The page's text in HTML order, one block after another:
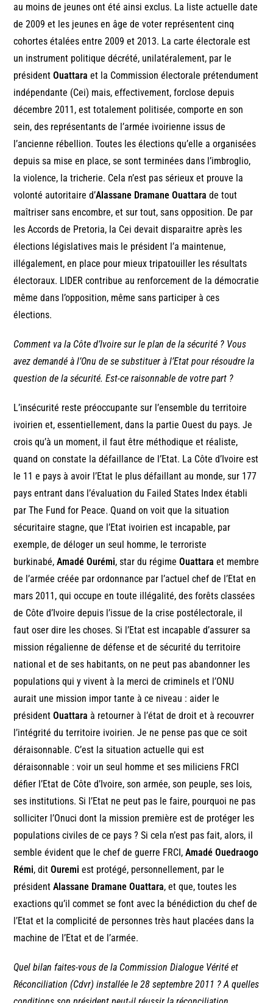
au moins de jeunes ont été ainsi exclus. La liste actuelle date
de 2009 et les jeunes en âge de voter représentent cinq
cohortes étalées entre 2009 et 2013. La carte électorale est
un instrument politique décrété, unilatéralement, par le
présidentOuattara et la Commission électorale prétendument
indépendante (Cei) mais, effectivement, forclose depuis
décembre 2011, est totalement politisée, comporte en son
sein, des représentants de l’armée ivoirienne issus de
l’ancienne rébellion. Toutes les élections qu’elle a organisées
depuis sa mise en place, se sont terminées dans l’imbroglio,
la violence, la tricherie. Cela n’est pas sérieux et prouve la
volonté autoritaire d’Alassane Dramane Ouattarade tout
maîtriser sans encombre, et sur tout, sans opposition. De par
les Accords de Pretoria, la Cei devait disparaitre après les
élections législatives mais le président l’a maintenue,
illégalement, en place pour mieux tripatouiller les résultats
électoraux. LIDER contribue au renforcement de la démocratie
même dans l’opposition, même sans participer à ces
élections.
Comment va la Côte d’Ivoire sur le plan de la sécurité ? Vous
avez demandé à l’Onu de se substituer à l’Etat pour résoudre la
question de la sécurité. Est-ce raisonnable de votre part ?
L’insécurité reste préoccupante sur l’ensemble du territoire
ivoirien et, essentiellement, dans la partie Ouest du pays. Je
crois qu’à un moment, il faut être méthodique et réaliste,
quand on constate la défaillance de l’Etat. La Côte d’Ivoire est
le 11 e pays à avoir l’Etat le plus défaillant au monde, sur 177
pays entrant dans l’évaluation du Failed States Index établi
par The Fund for Peace. Quand on voit que la situation
sécuritaire stagne, que l’Etat ivoirien est incapable, par
exemple, de déloger un seul homme, le terroriste
burkinabé,Amadé Ourémi, star du régimeOuattara et membre
de l’armée créée par ordonnance par l’actuel chef de l’Etat en
mars 2011, qui occupe en toute illégalité, des forêts classées
de Côte d’Ivoire depuis l’issue de la crise postélectorale, il
faut oser dire les choses. Si l’Etat est incapable d’assurer sa
mission régalienne de défense et de sécurité du territoire
national et de ses habitants, on ne peut pas abandonner les
populations qui y vivent à la merci de criminels et l’ONU
aurait une mission impor tante à ce niveau : aider le
présidentOuattara à retourner à l’état de droit et à recouvrer
l’intégrité du territoire ivoirien. Je ne pense pas que ce soit
déraisonnable. C’est la situation actuelle qui est
déraisonnable : voir un seul homme et ses miliciens FRCI
défier l’Etat de Côte d’Ivoire, son armée, son peuple, ses lois,
ses institutions. Si l’Etat ne peut pas le faire, pourquoi ne pas
solliciter l’Onuci dont la mission première est de protéger les
populations civiles de ce pays ? Si cela n’est pas fait, alors, il
semble évident que le chef de guerre FRCI,Amadé Ouedraogo
Rémi, ditOuremi est protégé, personnellement, par le
présidentAlassane Dramane Ouattara, et que, toutes les
exactions qu’il commet se font avec la bénédiction du chef de
l’Etat et la complicité de personnes très haut placées dans la
machine de l’Etat et de l’armée.
Quel bilan faites-vous de la Commission Dialogue Vérité et
Réconciliation (Cdvr) installée le 28 septembre 2011 ? A quelles